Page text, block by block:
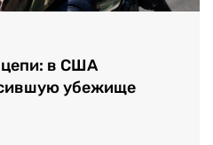
цепи: в США
убежище